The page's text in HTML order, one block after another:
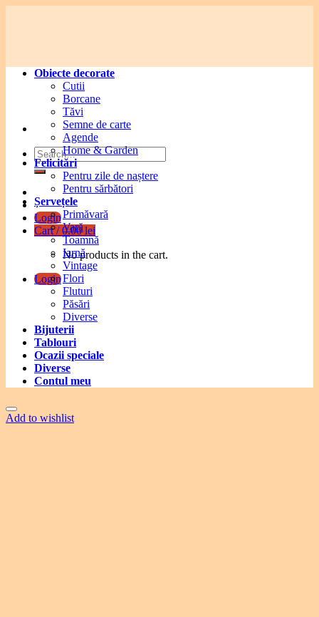
Search
for:
Login
Cart /0.00lei
No products in the cart.
Login
Obiecte decorate
Cutii
Borcane
Tăvi
Semne de carte
Agende
Home & Garden
Felicitări
Pentru zile de naștere
Pentru sărbători
Șervețele
Primăvară
Vară
Toamnă
Iarnă
Vintage
Flori
Fluturi
Păsări
Diverse
Bijuterii
Tablouri
Ocazii speciale
Diverse
Contul meu
Add to wishlist